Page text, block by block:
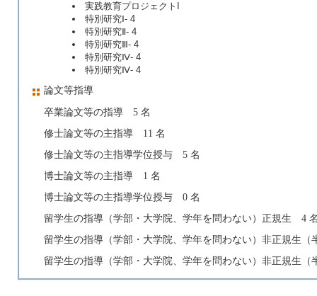
実践教育プロジェクトI
特別研究Ⅰ- 4
特別研究Ⅱ- 4
特別研究Ⅲ- 4
特別研究Ⅳ- 4
特別研究Ⅳ- 4
論文等指導
卒業論文等の指導 5 名
修士論文等の主指導 11 名
修士論文等の主指導学位授与 5 名
博士論文等の主指導 1 名
博士論文等の主指導学位授与 0 名
留学生の指導（学部・大学院、学年を問わない）正規生 4
留学生の指導（学部・大学院、学年を問わない）非正規生
留学生の指導（学部・大学院、学年を問わない）非正規生